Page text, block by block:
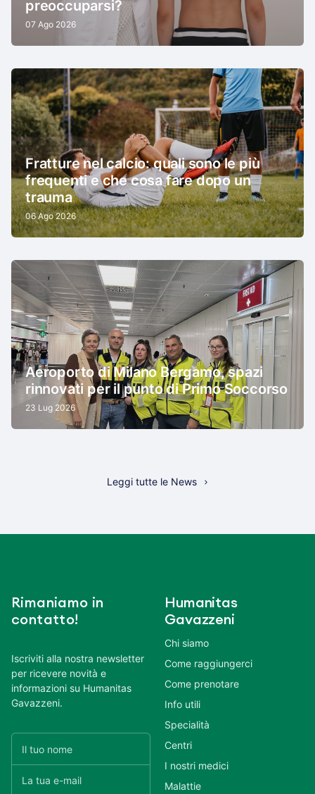
preoccuparsi?
07 Ago 2026
Fratture nel calcio: quali sono le più
frequenti e che cosa fare dopo un
trauma
06 Ago 2026
Aeroporto di Milano Bergamo, spazi
rinnovati per il punto di Primo Soccorso
23 Lug 2026
Leggi tutte le News
Rimaniamo in
contatto!
Iscriviti alla nostra newsletter
per ricevere novità e
informazioni su Humanitas
Gavazzeni.
Humanitas
Gavazzeni
Chi siamo
Come raggiungerci
Come prenotare
Info utili
Specialità
Centri
I nostri medici
Malattie